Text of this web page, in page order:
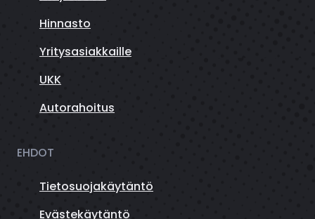
Hinnasto
Yritysasiakkaille
UKK
Autorahoitus
EHDOT
Tietosuojakäytäntö
Evästekäytäntö